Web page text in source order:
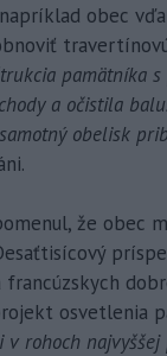
obec
pamätníka
a očistila
obelisk
že obec
francúzskych
osvetlenia
v rohoch